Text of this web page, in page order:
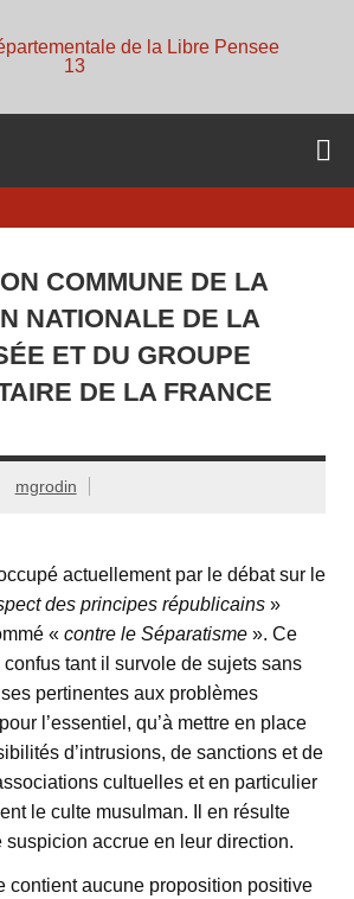
dieu ni maitre
COMMUNE DE LA
NATIONALE DE LA
ET DU GROUPE
DE LA FRANCE
mgrodin
actuellement par le débat sur le
des principes républicains »
« contre le Séparatisme ». Ce
tant il survole de sujets sans
pertinentes aux problèmes
l’essentiel, qu’à mettre en place
d’intrusions, de sanctions et de
cultuelles et en particulier
le culte musulman. Il en résulte
suspicion accrue en leur direction.
contient aucune proposition positive